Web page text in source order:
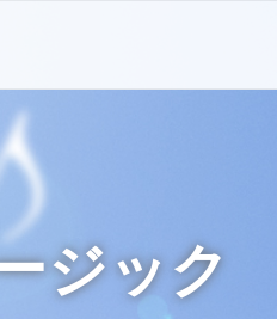
ジック